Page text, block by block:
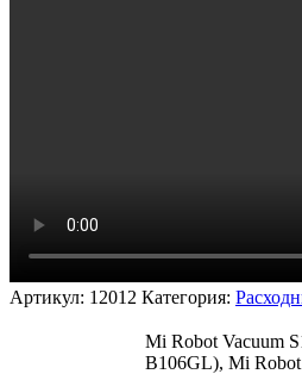
Артикул: 12012 Категория:
Mi Robot Vacuum
B106GL), Mi